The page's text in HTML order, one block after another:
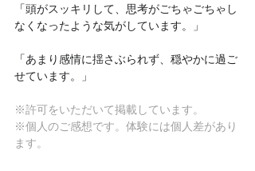
「頭がスッキリして、思考がごちゃごちゃし
なくなったような気がしています。」
「あまり感情に揺さぶられず、穏やかに過ご
せています。」
※許可をいただいて掲載しています。
※個人のご感想です。体験には個人差があり
ます。